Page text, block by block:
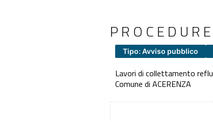
Tipo: Avviso pubblico
Lavori di collettamento
Comune di ACERENZA